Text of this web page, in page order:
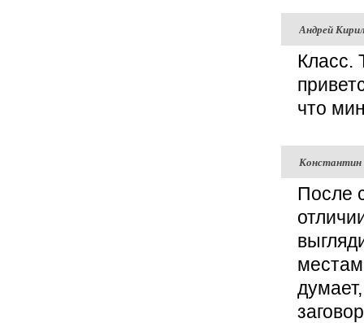
Андрей
Класс.
что
Константин
После